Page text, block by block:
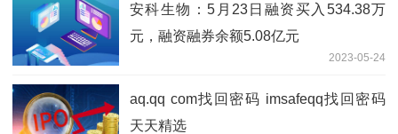
安科生物：5月23日融资买入534.38万
元，融资融券余额5.08亿元
2023-05-24
aq.qq com找回密码 imsafeqq找回密码
天天精选